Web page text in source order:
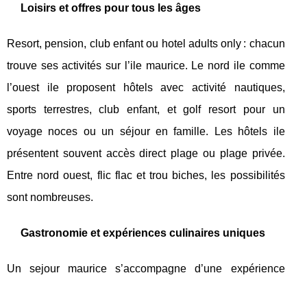
Loisirs et offres pour tous les âges
Resort, pension, club enfant ou hotel adults only : chacun
trouve ses activités sur l’ile maurice. Le nord ile comme
l’ouest ile proposent hôtels avec activité nautiques,
sports terrestres, club enfant, et golf resort pour un
voyage noces ou un séjour en famille. Les hôtels ile
présentent souvent accès direct plage ou plage privée.
Entre nord ouest, flic flac et trou biches, les possibilités
sont nombreuses.
Gastronomie et expériences culinaires uniques
Un sejour maurice s’accompagne d’une expérience